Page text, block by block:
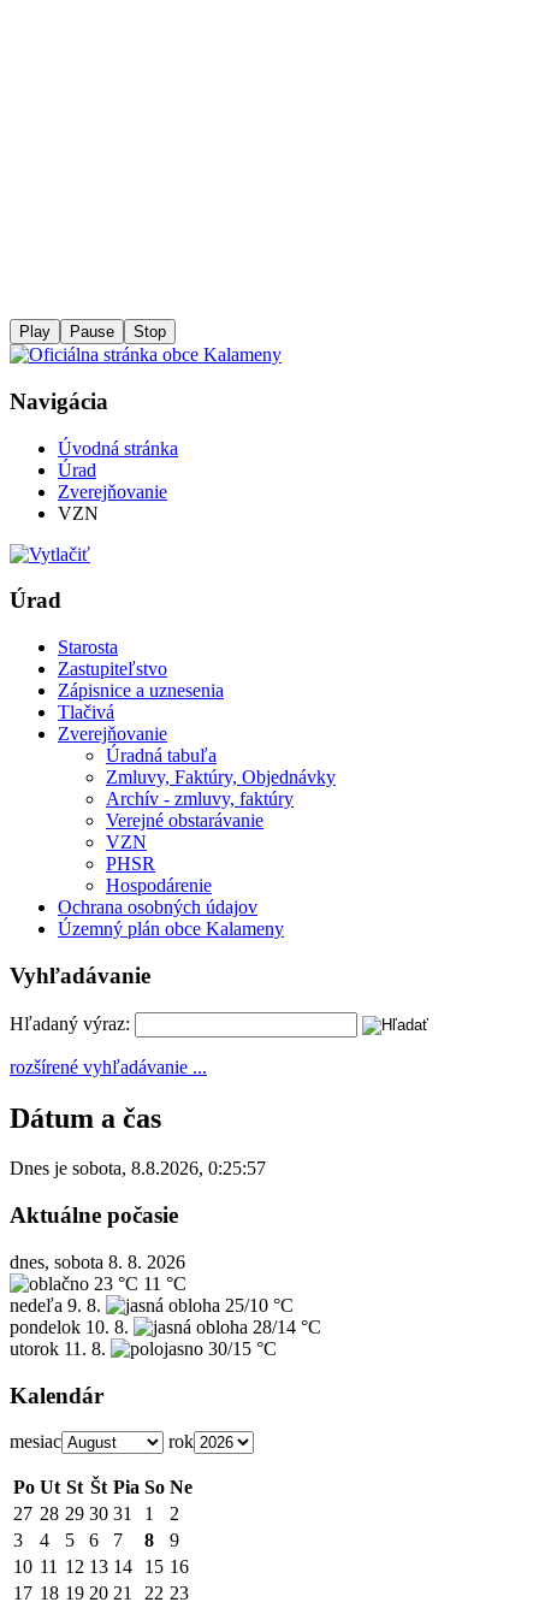
Play Pause Stop
Navigácia
Úvodná stránka
Úrad
Zverejňovanie
VZN
Úrad
Starosta
Zastupiteľstvo
Zápisnice a uznesenia
Tlačivá
Zverejňovanie
Úradná tabuľa
Zmluvy, Faktúry, Objednávky
Archív - zmluvy, faktúry
Verejné obstarávanie
VZN
PHSR
Hospodárenie
Ochrana osobných údajov
Územný plán obce Kalameny
Vyhľadávanie
Hľadaný výraz:
rozšírené vyhľadávanie ...
Dátum a čas
Dnes je sobota, 8.8.2026, 0:25:57
Aktuálne počasie
dnes, sobota 8. 8. 2026
23 °C 11 °C
nedeľa 9. 8.
25/10 °C
pondelok 10. 8.
28/14 °C
utorok 11. 8. 30/15 °C
Kalendár
mesiac rok
Po Ut St Št Pia So Ne
27 28 29 30 31 1
2
3
4 5 6 7 8
9
10 11 12 13 14 15 16
17 18 19 20 21 22 23